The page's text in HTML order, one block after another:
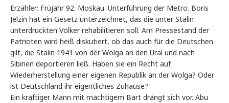
Erzähler: Früjahr 92. Moskau. Unterführung der Metro. Boris
Jelzin hat ein Gesetz unterzeichnet, das die unter Stalin
unterdrückten Völker rehabilitieren soll. Am Pressestand der
Patrioten wird heiß diskutiert, ob das auch für die Deutschen
gilt, die Stalin 1941 von der Wolga an den Ural und nach
Sibirien deportieren ließ. Haben sie ein Recht auf
Wiederherstellung einer eigenen Republik an der Wolga? Oder
ist Deutschland ihr eigentliches Zuhause?
Ein kräftiger Mann mit mächtigem Bart drängt sich vor. Abu